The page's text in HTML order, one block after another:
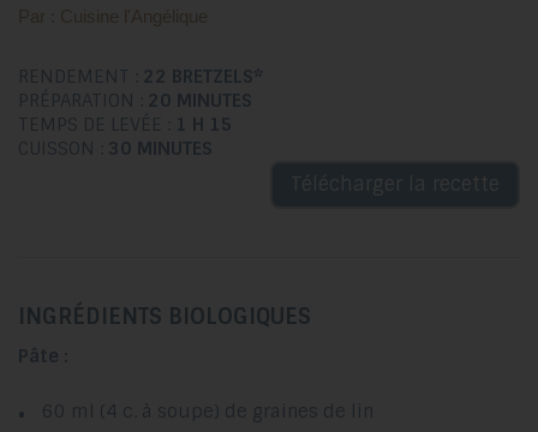
Par : Cuisine l'Angélique
RENDEMENT : 22 BRETZELS*
PRÉPARATION : 20 MINUTES
TEMPS DE LEVÉE : 1 H 15
CUISSON : 30 MINUTES
INGRÉDIENTS BIOLOGIQUES
Pâte :
60 ml (4 c. à soupe) de graines de lin